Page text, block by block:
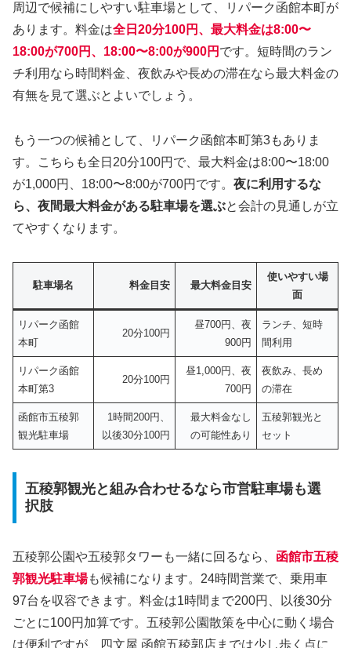
周辺で候補にしやすい駐車場として、リパーク函館本町が
あります。料金は全日20分100円、最大料金は8:00〜
18:00が700円、18:00〜8:00が900円 です。短時間のラン
チ利用なら時間料金、夜飲みや長めの滞在なら最大料金の
有無を見て選ぶとよいでしょう。
もう一つの候補として、リパーク函館本町第3もありま
す。こちらも全日20分100円で、最大料金は8:00〜18:00
が1,000円、18:00〜8:00が700円です。 夜に利用するな
ら、夜間最大料金がある駐車場を選ぶと会計の見通しが立
てやすくなります。
駐車場名 料金目安 最大料金目安
使いやすい場
面
リパーク函館
本町
20分100円
昼700円、夜
900円
ランチ、短時
間利用
リパーク函館
本町第3
20分100円
昼1,000円、夜
700円
夜飲み、長め
の滞在
函館市五稜郭
観光駐車場
1時間200円、
以後30分100円
最大料金なし
の可能性あり
五稜郭観光と
セット
五稜郭観光と組み合わせるなら市営駐車場も選
択肢
五稜郭公園や五稜郭タワーも一緒に回るなら、 函館市五稜
郭観光駐車場も候補になります。24時間営業で、乗用車
97台を収容できます。料金は1時間まで200円、以後30分
ごとに100円加算です。五稜郭公園散策を中心に動く場合
は便利ですが、四文屋 函館五稜郭店までは少し歩く点に